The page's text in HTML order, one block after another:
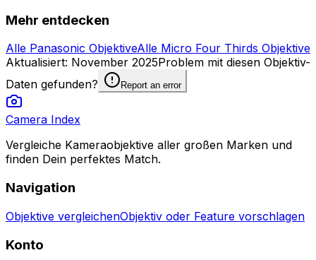
Mehr entdecken
Alle Panasonic ObjektiveAlle Micro Four Thirds Objektive
Aktualisiert: November 2025Problem mit diesen Objektiv-
Daten gefunden?
Report an error
Camera Index
Vergleiche Kameraobjektive aller großen Marken und
finden Dein perfektes Match.
Navigation
Objektive vergleichenObjektiv oder Feature vorschlagen
Konto